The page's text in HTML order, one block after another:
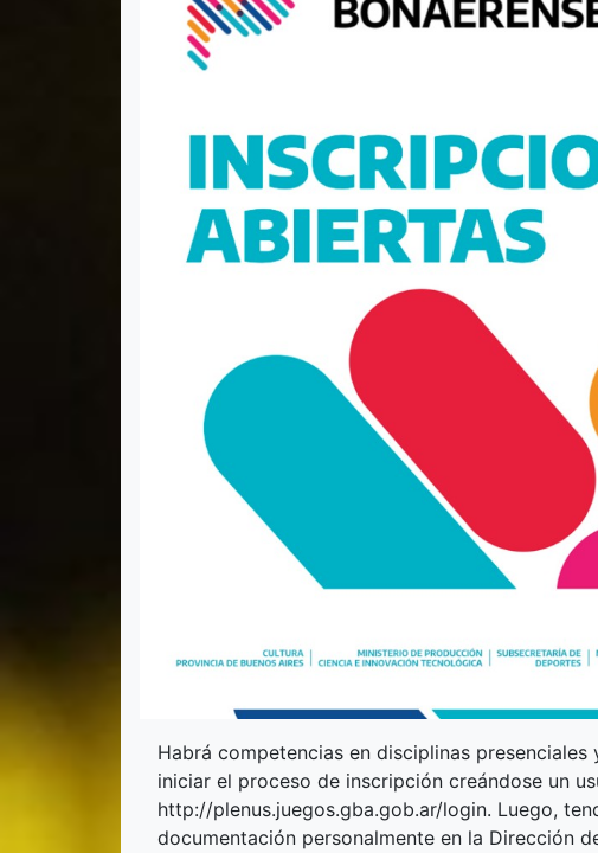
Habrá competencias en disciplinas
iniciar el proceso de inscripción creándose un
http://plenus.juegos.gba.gob.ar/login. Luego,
documentación personalmente en la Dirección